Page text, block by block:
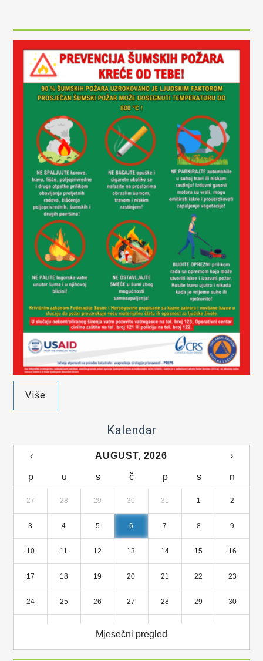
Više
Kalendar
‹ AUGUST, 2026 ›
p u s č p s n
27 28 29 30 31 1 2
3 4 5 6 7 8 9
10 11 12 13 14 15 16
17 18 19 20 21 22 23
24 25 26 27 28 29 30
Mjesečni pregled